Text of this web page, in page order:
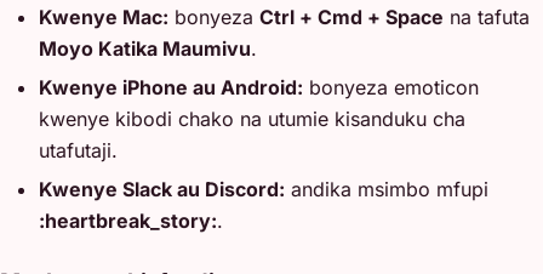
Kwenye Mac: bonyeza Ctrl + Cmd + Space na tafuta
Moyo Katika Maumivu.
Kwenye iPhone au Android: bonyeza emoticon
kwenye kibodi chako na utumie kisanduku cha
utafutaji.
Kwenye Slack au Discord: andika msimbo mfupi
:heartbreak_story:.